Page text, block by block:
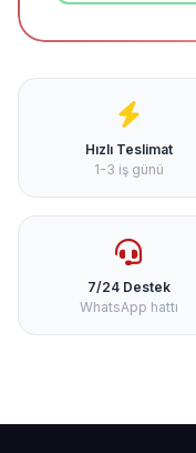
Hızlı Teslimat
1-3 iş günü
7/24 Destek
WhatsApp hattı